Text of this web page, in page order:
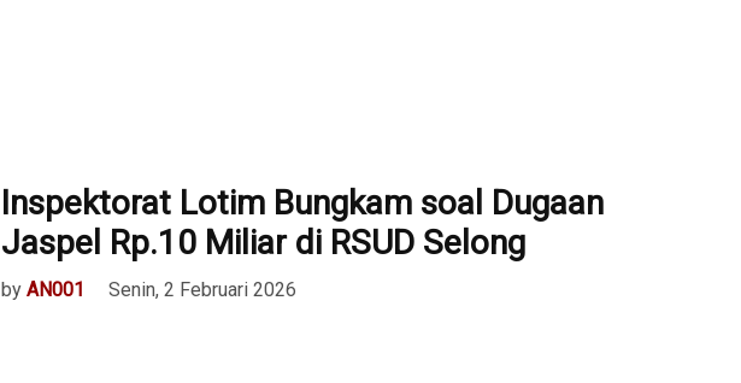
Inspektorat Lotim Bungkam soal Dugaan
Jaspel Rp.10 Miliar di RSUD Selong
by AN001 Senin, 2 Februari 2026